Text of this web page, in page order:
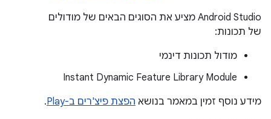
‫Android Studio מציע את הסוגים הבאים של מודולים
של תכונות:
מודול תכונות דינמי
Instant Dynamic Feature Library Module
מידע נוסף זמין במאמר בנושא הפצת פיצ'רים ב-Play
.